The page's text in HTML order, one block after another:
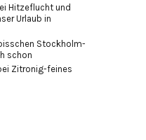
Hitzeflucht und
Urlaub in
Stockholm-
schon
Zitronig-feines